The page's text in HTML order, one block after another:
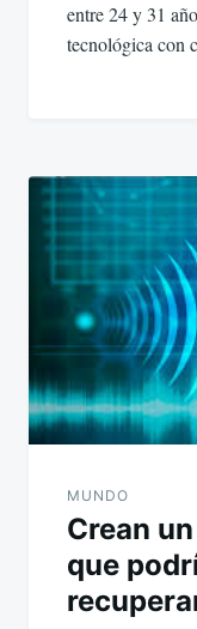
entre 24 y 31
tecnológica con
MUNDO
Crean
que